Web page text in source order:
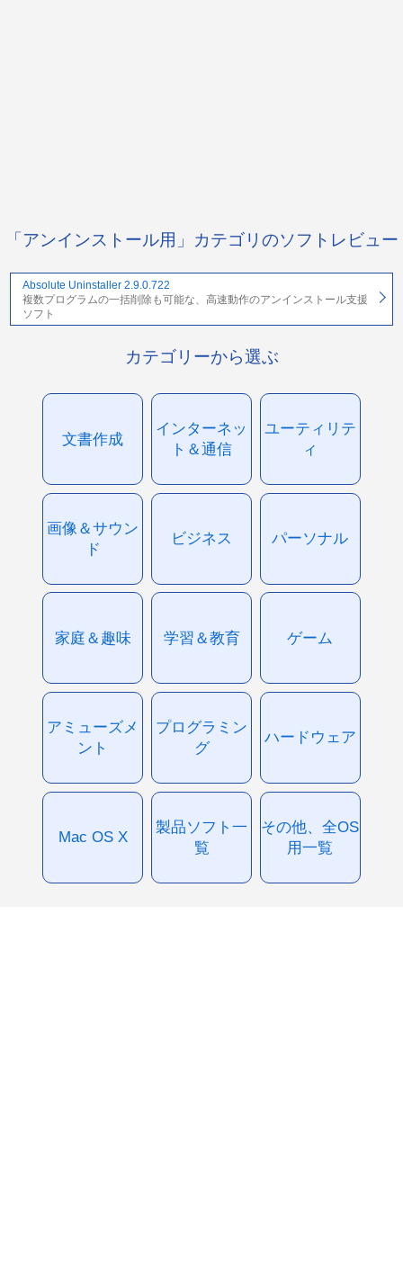
「アンインストール用」カテゴリのソフトレビュー
Absolute Uninstaller 2.9.0.722
複数プログラムの一括削除も可能な、高速動作のアンインストール支援
ソフト
カテゴリーから選ぶ
文書作成
インターネッ
ト＆通信
ユーティリテ
ィ
画像＆サウン
ド
ビジネス パーソナル
家庭＆趣味 学習＆教育 ゲーム
アミューズメ
ント
プログラミン
グ
ハードウェア
Mac OS X
製品ソフト一
覧
その他、全OS
用一覧